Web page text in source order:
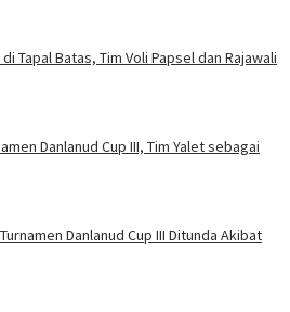
Tapal Batas, Tim Voli Papsel dan Rajawali
Danlanud Cup III, Tim Yalet sebagai
Turnamen Danlanud Cup III Ditunda Akibat